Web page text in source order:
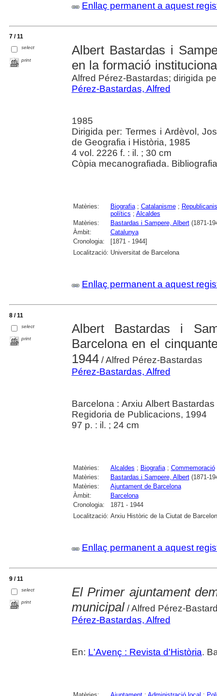
Enllaç permanent a aquest
7 / 11
select
print
Albert Bastardas i
en la formació
Alfred Pérez-Bastardas; dirigida
Pérez-Bastardas, Alfred
1985
Dirigida per: Termes i Ardèvol,
de Geografia i Història, 1985
4 vol. 2226 f. : il. ; 30 cm
Còpia mecanografiada.
Matèries: Biografia; Catalanisme;
polítics ; Alcaldes
Matèries:
Bastardas i Sampere, Albert(1871-
Àmbit:
Catalunya
Cronologia:
[1871 - 1944]
Localització: Universitat de Barcelona
Enllaç permanent a aquest
8 / 11
select
print
Albert Bastardas i
Barcelona en el
1944/ Alfred Pérez-Bastardas
Pérez-Bastardas, Alfred
Barcelona : Arxiu Albert
Regidoria de Publicacions, 1994
97 p. : il. ; 24 cm
Matèries: Alcaldes ; Biografia; Commemoració
Matèries:
Bastardas i Sampere, Albert(1871-
Matèries:
Ajuntament de Barcelona
Àmbit:
Barcelona
Cronologia:
1871 - 1944
Localització: Arxiu Històric de la Ciutat de
Enllaç permanent a aquest
9 / 11
select
print
El Primer ajuntament
municipal/ Alfred Pérez-
Pérez-Bastardas, Alfred
En: L'Avenç : Revista d'Història.